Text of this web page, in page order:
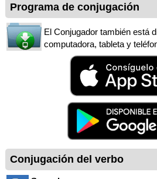
Programa de conjugación
El Conjugador también está
computadora, tableta y
Conjugación del verbo